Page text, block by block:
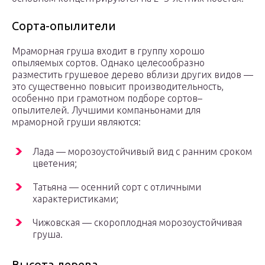
Сорта-опылители
Мраморная груша входит в группу хорошо
опыляемых сортов. Однако целесообразно
разместить грушевое дерево вблизи других видов —
это существенно повысит производительность,
особенно при грамотном подборе сортов–
опылителей. Лучшими компаньонами для
мраморной груши являются:
Лада — морозоустойчивый вид с ранним сроком
цветения;
Татьяна — осенний сорт с отличными
характеристиками;
Чижовская — скороплодная морозоустойчивая
груша.